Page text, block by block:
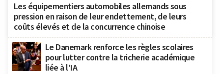
Les équipementiers automobiles allemands sous
pression en raison de leur endettement, de leurs
coûts élevés et de la concurrence chinoise
Le Danemark renforce les règles scolaires
pour lutter contre la tricherie académique
liée à l’IA